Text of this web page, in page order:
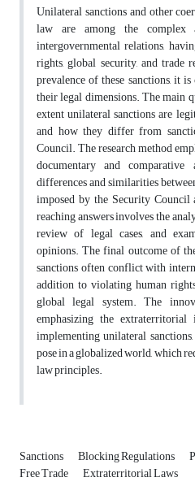
Unilateral sanctions and other
law are among the complex
intergovernmental relations,
rights, global security, and trade
prevalence of these sanctions, it
their legal dimensions. The main
extent unilateral sanctions are
and how they differ from
Council. The research method
documentary and
differences and similarities
imposed by the Security
reaching answers involves the
review of legal cases, and
opinions. The final outcome of
sanctions often conflict with
addition to violating human
global legal system. The
emphasizing the
implementing unilateral
pose in a globalized world, which
law principles.
Sanctions Blocking Regulations
Free Trade Extraterritorial Laws